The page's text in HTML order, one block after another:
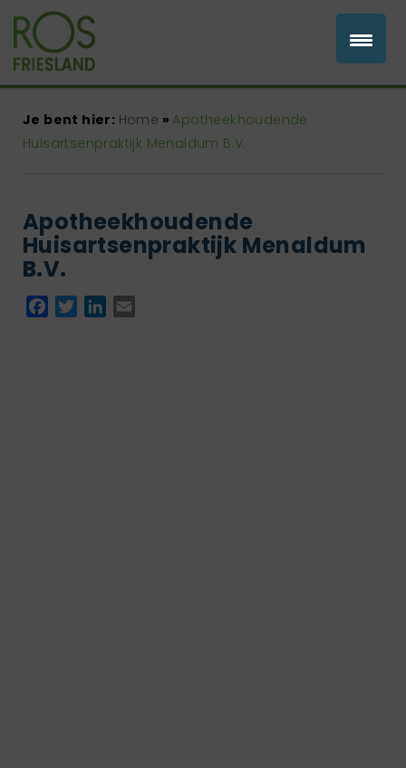
Je bent hier: Home » Apotheekhoudende
Huisartsenpraktijk Menaldum B.V.
Apotheekhoudende
Huisartsenpraktijk Menaldum
B.V.
Facebook
TwitterLinkedIn